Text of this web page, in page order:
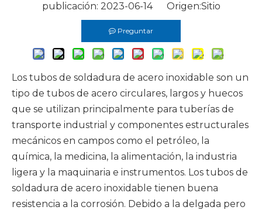
publicación: 2023-06-14 Origen:Sitio
Preguntar
Los tubos de soldadura de acero inoxidable son un
tipo de tubos de acero circulares, largos y huecos
que se utilizan principalmente para tuberías de
transporte industrial y componentes estructurales
mecánicos en campos como el petróleo, la
química, la medicina, la alimentación, la industria
ligera y la maquinaria e instrumentos. Los tubos de
soldadura de acero inoxidable tienen buena
resistencia a la corrosión. Debido a la delgada pero